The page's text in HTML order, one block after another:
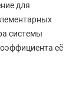
для
системы
её